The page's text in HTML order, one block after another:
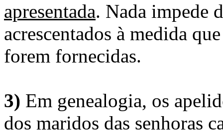
apresentada. Nada impede
acrescentados à medida
forem fornecidas.
3) Em genealogia, os
dos maridos das senhoras